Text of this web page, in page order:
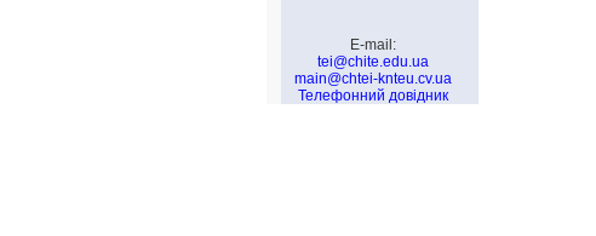
E-mail:
tei@chite.edu.ua
main@chtei-knteu.cv.ua
Телефонний довідник